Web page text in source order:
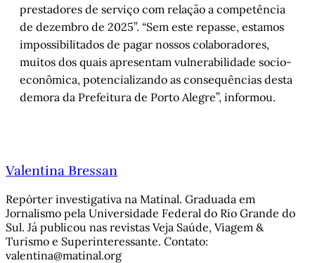
prestadores de serviço com relação a competência
de dezembro de 2025”. “Sem este repasse, estamos
impossibilitados de pagar nossos colaboradores,
muitos dos quais apresentam vulnerabilidade socio-
econômica, potencializando as consequências desta
demora da Prefeitura de Porto Alegre”, informou.
Valentina Bressan
Repórter investigativa na Matinal. Graduada em
Jornalismo pela Universidade Federal do Rio Grande do
Sul. Já publicou nas revistas Veja Saúde, Viagem &
Turismo e Superinteressante. Contato:
valentina@matinal.org